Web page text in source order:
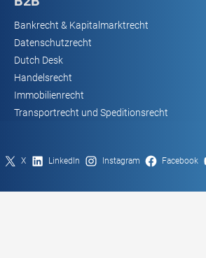
Bankrecht & Kapitalmarktrecht
Datenschutzrecht
Dutch Desk
Handelsrecht
Immobilienrecht
Transportrecht und Speditionsrecht
X LinkedIn Instagram Facebook